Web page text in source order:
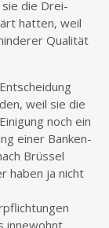
die Drei-
hatten, weil
Qualität
weil sie die
noch ein
einer Banken-
Brüssel
haben ja nicht
innewohnt.